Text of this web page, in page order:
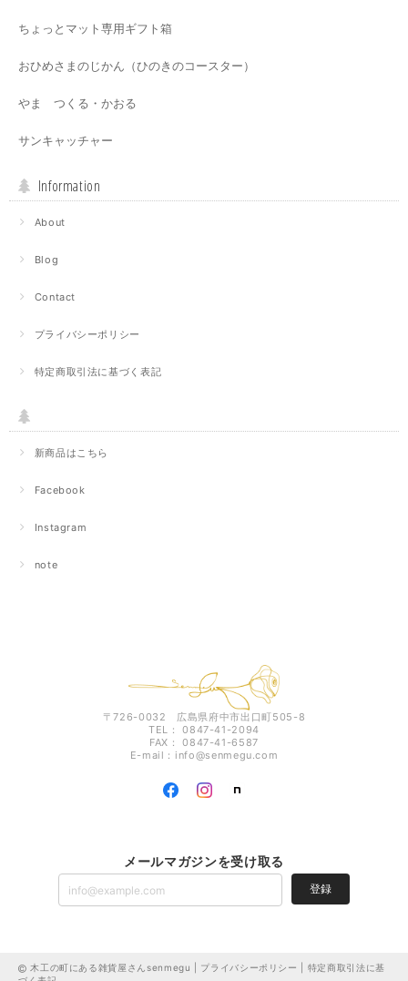
ちょっとマット専用ギフト箱
おひめさまのじかん（ひのきのコースター）
やま つくる・かおる
サンキャッチャー
Information
About
Blog
Contact
プライバシーポリシー
特定商取引法に基づく表記
新商品はこちら
Facebook
Instagram
note
〒726-0032 広島県府中市出口町505-8
TEL： 0847-41-2094
FAX： 0847-41-6587
E-mail： info@senmegu.com
メールマガジンを受け取る
登録
木工の町にある雑貨屋さんsenmegu | プライバシーポリシー
特定商取引法に基